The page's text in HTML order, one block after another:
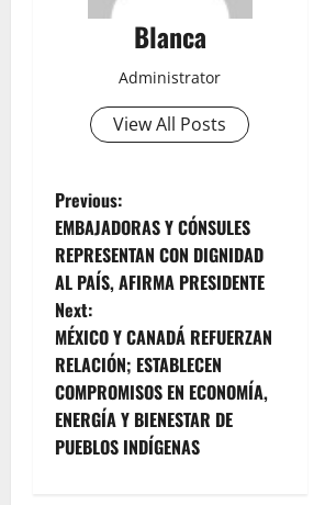
Blanca
Administrator
View All Posts
P
o
s
t
n
a
Previous:
EMBAJADORAS Y CÓNSULES
REPRESENTAN CON DIGNIDAD
AL PAÍS, AFIRMA PRESIDENTE
Next:
MÉXICO Y CANADÁ REFUERZAN
RELACIÓN; ESTABLECEN
COMPROMISOS EN ECONOMÍA,
ENERGÍA Y BIENESTAR DE
PUEBLOS INDÍGENAS